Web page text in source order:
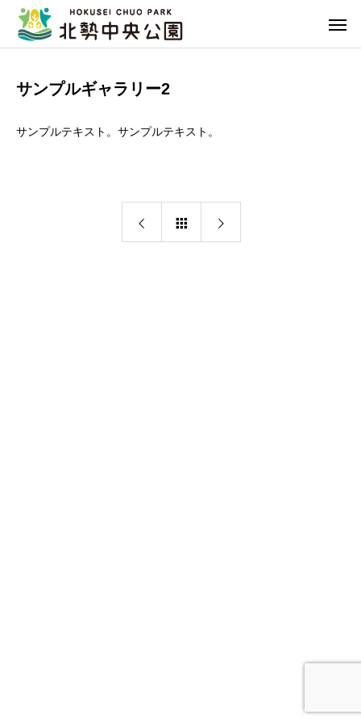
サンプルギャラリー2
サンプルテキスト。サンプルテキスト。